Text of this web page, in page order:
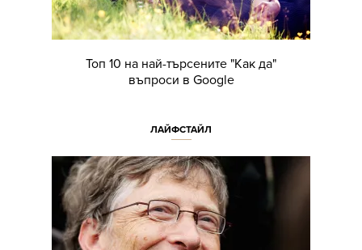
Топ 10 на най-търсените "Как да"
въпроси в Google
ЛАЙФСТАЙЛ